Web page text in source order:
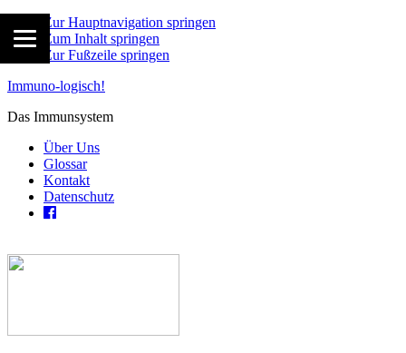
Zur Hauptnavigation springen
Zum Inhalt springen
Zur Fußzeile springen
Immuno-logisch!
Das Immunsystem
Über Uns
Glossar
Kontakt
Datenschutz